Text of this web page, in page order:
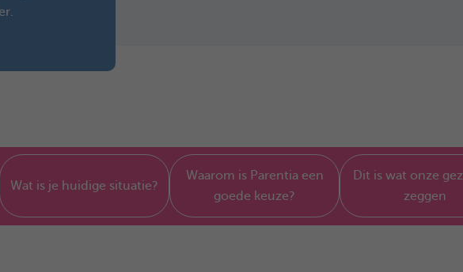
Wat is je huidige situatie?
Waarom is Parentia een
goede keuze?
Dit is wat onze
zeggen